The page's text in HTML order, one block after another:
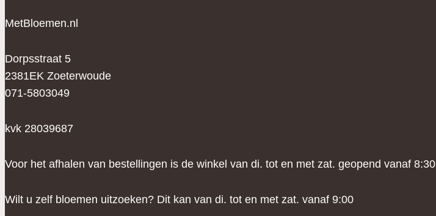
MetBloemen.nl
Dorpsstraat 5
2381EK Zoeterwoude
071-5803049
kvk 28039687
Voor het afhalen van bestellingen is de winkel van di. tot en met zat. geopend vanaf 8:30
Wilt u zelf bloemen uitzoeken? Dit kan van di. tot en met zat. vanaf 9:00